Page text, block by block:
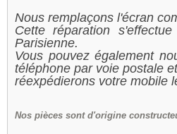
Nous remplaçons l'écran
Cette réparation
Parisienne.
Vous pouvez également
téléphone par voie postale
réexpédierons votre mobile
Nos pièces sont d'origine